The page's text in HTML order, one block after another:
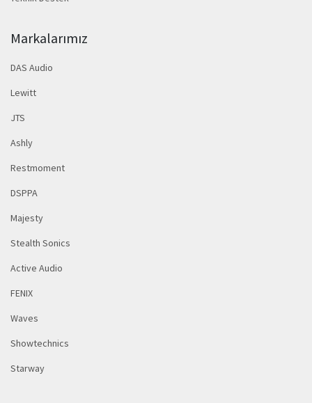
Markalarımız
DAS Audio
Lewitt
JTS
Ashly
Restmoment
DSPPA
Majesty
Stealth Sonics
Active Audio
FENIX
Waves
Showtechnics
Starway